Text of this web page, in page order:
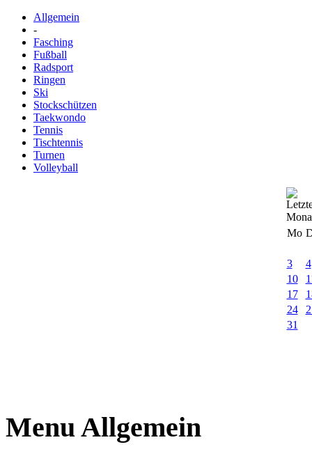
Allgemein
-
Fasching
Fußball
Radsport
Ringen
Ski
Stockschützen
Taekwondo
Tennis
Tischtennis
Turnen
Volleyball
Mo
3
4
10
17
24
31
Menu Allgemein